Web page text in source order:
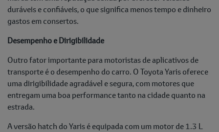
duráveis e confiáveis, o que significa menos tempo e dinheiro
gastos em consertos.
Desempenho e Dirigibilidade
Outro fator importante para motoristas de aplicativos de
transporte é o desempenho do carro. O Toyota Yaris oferece
uma dirigibilidade agradável e segura, com motores que
entregam uma boa performance tanto na cidade quanto na
estrada.
A versão hatch do Yaris é equipada com um motor de 1.3 L